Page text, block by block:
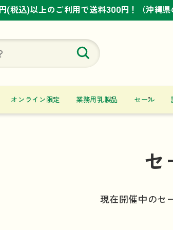
(税込)以上のご利用で送料300円！（沖縄県
(税込)以上のご利用で送料300円！（沖縄県
(税込)以上のご利用で送料300円！（沖縄県
オンライン限定 業務用乳製品 セール
セ
現在開催中のセ